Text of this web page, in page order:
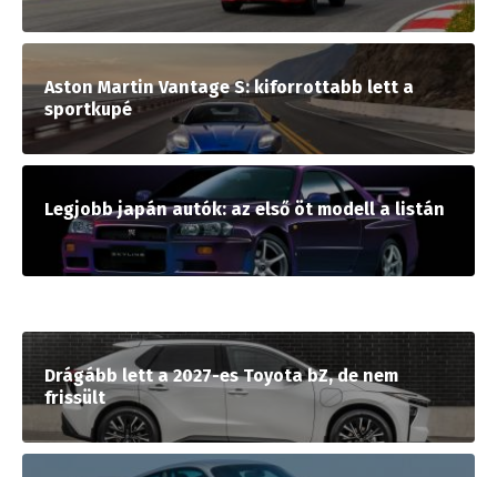
Aston Martin Vantage S: kiforrottabb lett a
sportkupé
Legjobb japán autók: az első öt modell a listán
Drágább lett a 2027-es Toyota bZ, de nem
frissült